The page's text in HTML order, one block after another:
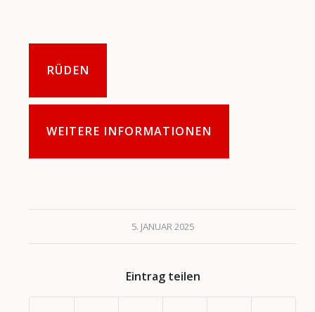
RÜDEN
WEITERE INFORMATIONEN
5. JANUAR 2025
Eintrag teilen